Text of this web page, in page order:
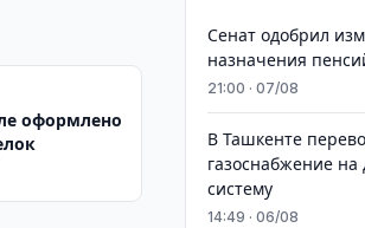
оформлено
Сенат одобрил
назначения
21:00 · 07/08
В Ташкенте
газоснабжение на
систему
14:49 · 06/08